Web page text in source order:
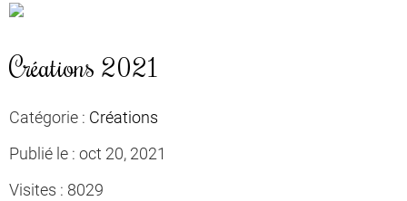
Créations 2021
Catégorie : Créations
Publié le : oct 20, 2021
Visites : 8029